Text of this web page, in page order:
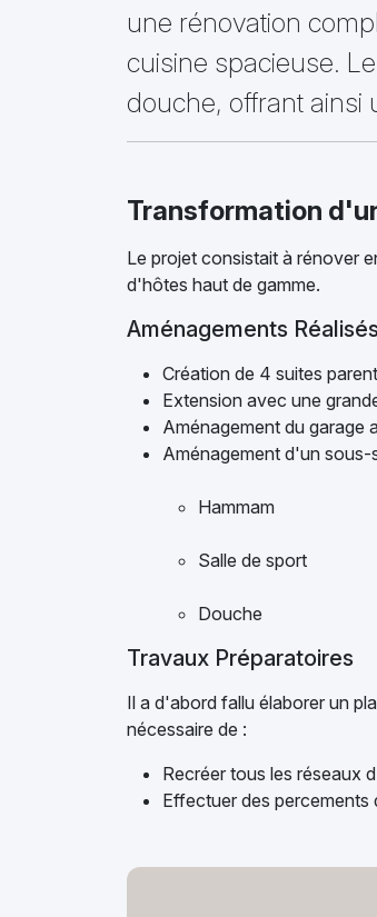
une rénovation
cuisine spacieuse.
douche, offrant ainsi
Transformation
Le projet consistait à rénover
d'hôtes haut de gamme.
Aménagements Réalisés
Création de 4 suites
Extension avec une
Aménagement du garage
Aménagement d'un sous-
Hammam
Salle de sport
Douche
Travaux Préparatoires
Il a d'abord fallu élaborer un
nécessaire de :
Recréer tous les réseaux
Effectuer des percements